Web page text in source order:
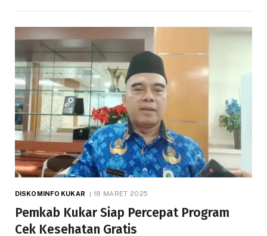
DISKOMINFO KUKAR 18 MARET 2025
Pemkab Kukar Siap Percepat Program
Cek Kesehatan Gratis